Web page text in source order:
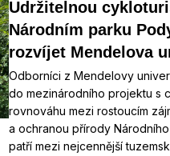
Udržitelnou
Národním parku
rozvíjet Mendelova
Odborníci z Mendelovy
do mezinárodního projektu s
rovnováhu mezi rostoucím
a ochranou přírody
patří mezi nejcennější